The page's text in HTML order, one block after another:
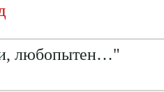
любопытен…"